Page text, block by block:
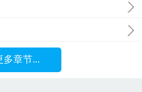
多章节...